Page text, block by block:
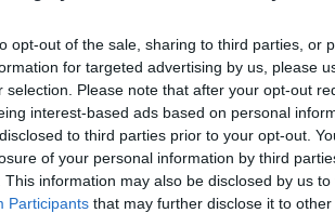
opt-out of the sale, sharing to third parties, or
for targeted advertising by us, please
selection. Please note that after your opt-out
interest-based ads based on personal
to third parties prior to your opt-out.
of your personal information by third
This information may also be disclosed by us
Participants that may further disclose it to other